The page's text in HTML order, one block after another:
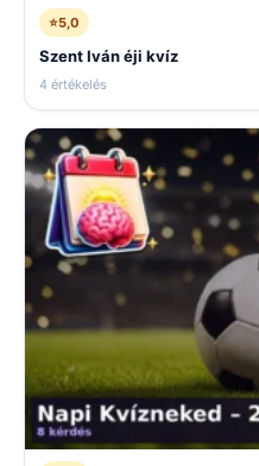
⭐5,0
Szent Iván éji kvíz
4 értékelés